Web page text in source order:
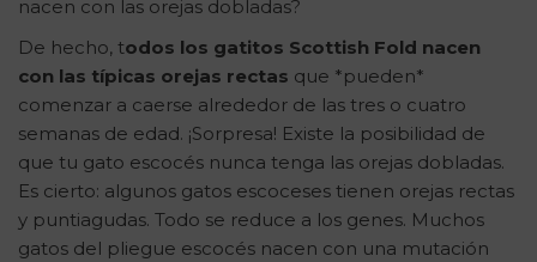
nacen con las orejas dobladas?
De hecho, todos los gatitos Scottish Fold nacen
con las típicas orejas rectas que *pueden*
comenzar a caerse alrededor de las tres o cuatro
semanas de edad. ¡Sorpresa! Existe la posibilidad de
que tu gato escocés nunca tenga las orejas dobladas.
Es cierto: algunos gatos escoceses tienen orejas rectas
y puntiagudas. Todo se reduce a los genes. Muchos
gatos del pliegue escocés nacen con una mutación